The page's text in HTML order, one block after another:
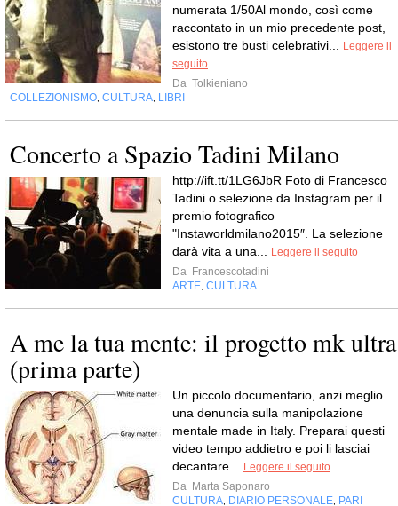
numerata 1/50Al mondo, così come
raccontato in un mio precedente post,
esistono tre busti celebrativi...
Leggere il
seguito
Da Tolkieniano
COLLEZIONISMO CULTURA LIBRI
Concerto a Spazio Tadini Milano
http://ift.tt/1LG6JbR Foto di Francesco
Tadini o selezione da Instagram per il
premio fotografico
"Instaworldmilano2015″. La selezione
darà vita a una...
Leggere il seguito
Da Francescotadini
ARTE CULTURA
A me la tua mente: il progetto mk ultra
(prima parte)
Un piccolo documentario, anzi meglio
una denuncia sulla manipolazione
mentale made in Italy. Preparai questi
video tempo addietro e poi li lasciai
decantare...
Leggere il seguito
Da Marta Saponaro
CULTURA DIARIO PERSONALE PARI